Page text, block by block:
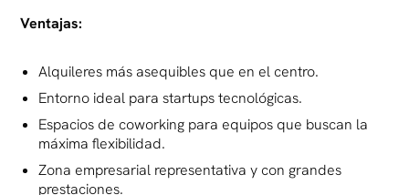
Ventajas:
Alquileres más asequibles que en el centro.
Entorno ideal para startups tecnológicas.
Espacios de coworking para equipos que buscan la
máxima flexibilidad.
Zona empresarial representativa y con grandes
prestaciones.